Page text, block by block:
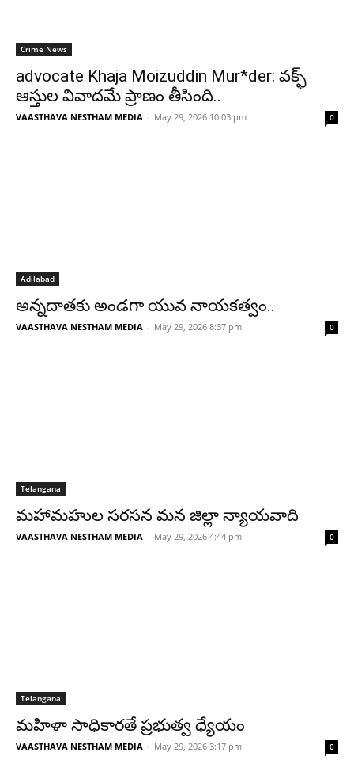
Crime News
advocate Khaja Moizuddin Mur*der: వక్ఫ్
ఆస్తుల వివాదమే ప్రాణం తీసింది..
VAASTHAVA NESTHAM MEDIA - May 29, 2026 10:03 pm 0
Adilabad
అన్నదాతకు అండగా యువ నాయకత్వం..
VAASTHAVA NESTHAM MEDIA - May 29, 2026 8:37 pm 0
Telangana
మహామహుల సరసన మన జిల్లా న్యాయవాది
VAASTHAVA NESTHAM MEDIA - May 29, 2026 4:44 pm 0
Telangana
మహిళా సాధికారతే ప్రభుత్వ ధ్యేయం
VAASTHAVA NESTHAM MEDIA - May 29, 2026 3:17 pm 0